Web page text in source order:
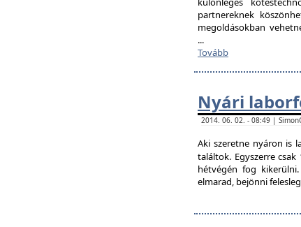
partnereknek
megoldásokban
...
Tovább
Nyári
2014. 06. 02. - 08:49 |
Aki szeretne nyáron is
találtok. Egyszerre
hétvégén fog
elmarad, bejönni